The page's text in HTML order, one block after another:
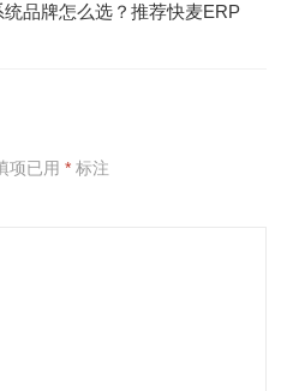
品牌怎么选？推荐快麦ERP
项已用 *标注